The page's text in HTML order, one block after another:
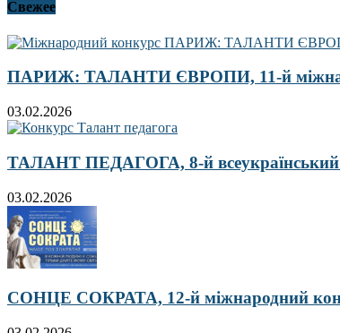
Свежее
ПАРИЖ: ТАЛАНТИ ЄВРОПИ, 11-й
03.02.2026
ТАЛАНТ ПЕДАГОГА, 8-й всеукраїнський
03.02.2026
СОНЦЕ СОКРАТА, 12-й міжнародний